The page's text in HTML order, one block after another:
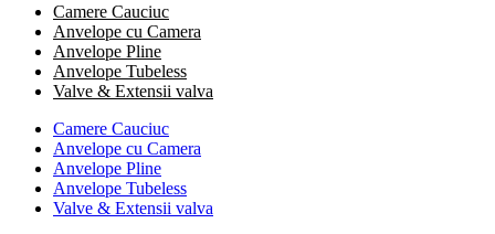
Camere Cauciuc
Anvelope cu Camera
Anvelope Pline
Anvelope Tubeless
Valve & Extensii valva
Camere Cauciuc
Anvelope cu Camera
Anvelope Pline
Anvelope Tubeless
Valve & Extensii valva